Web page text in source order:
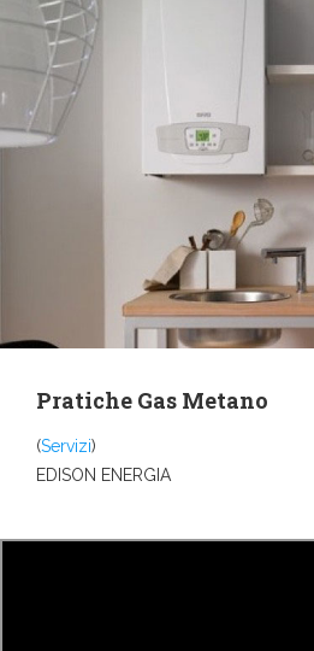
Pratiche Gas Metano
(Servizi)
EDISON ENERGIA